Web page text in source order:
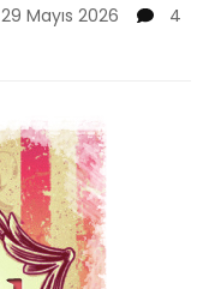
29 Mayıs 2026
4